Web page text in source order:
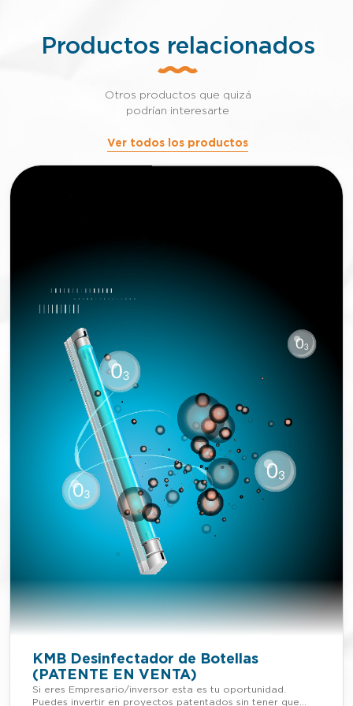
Productos relacionados
Otros productos que quizá
podrían interesarte
Ver todos los productos
KMB Desinfectador de Botellas
(PATENTE EN VENTA)
Si eres Empresario/inversor esta es tu oportunidad.
Puedes invertir en proyectos patentados sin tener que